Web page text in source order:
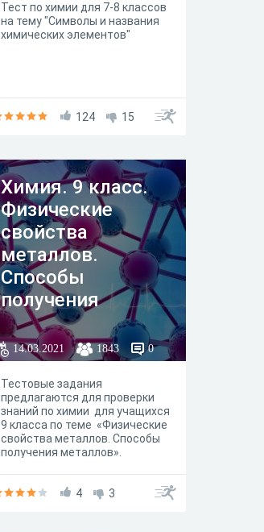
Тест по химии для 7-8 классов
на тему "Символы и названия
химических элементов"
124 15
Химия. 9 класс.
Физические
свойства
металлов.
Способы
получения
металлов.
14.03.2021 1843 0
Тестовые задания
предлагаются для проверки
знаний по химии для учащихся
9 класса по теме «Физические
свойства металлов. Способы
получения металлов».
4 3